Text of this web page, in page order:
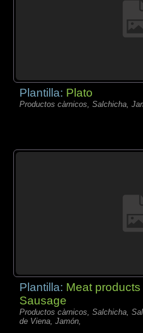
Plantilla: Plato
Productos càrnicos, Salchicha,
Plantilla: Meat products
Sausage
Productos càrnicos, Salchicha,
de Viena, Jamón,